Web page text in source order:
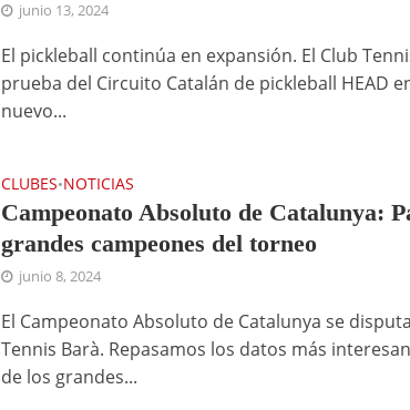
junio 13, 2024
El pickleball continúa en expansión. El Club
prueba del Circuito Catalán de pickleball HEAD
nuevo...
CLUBES•NOTICIAS
Campeonato Absoluto de Catalunya:
grandes campeones del torneo
junio 8, 2024
El Campeonato Absoluto de Catalunya se
Tennis Barà. Repasamos los datos más
de los grandes...